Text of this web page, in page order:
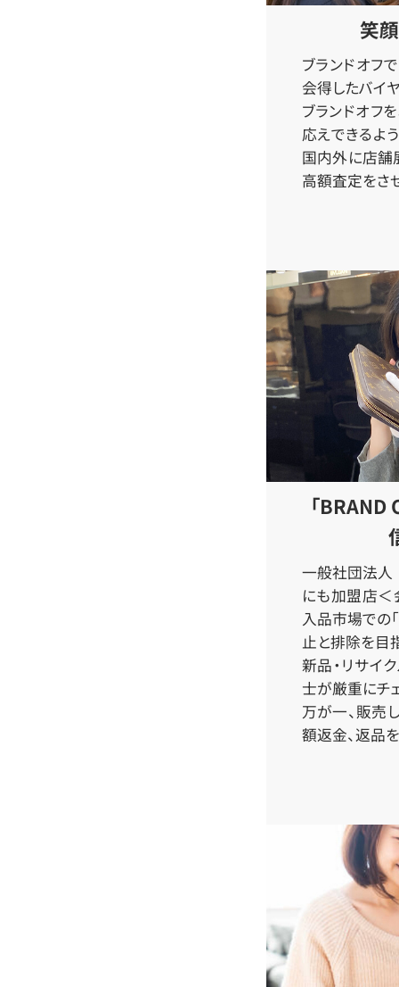
笑
ブランドオフ
会得したバイ
ブランドオフ
応えできるよ
国内外に店舗
高額査定をさ
「BRAND
一般社団法人
にも加盟店＜
入品市場での
止と排除を目
新品・リサイ
士が厳重にチ
万が一、販売
額返金、返品